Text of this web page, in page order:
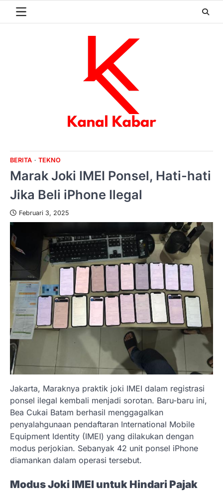
BERITA TEKNO
Marak Joki IMEI Ponsel, Hati-hati
Jika Beli iPhone Ilegal
Februari 3, 2025
Jakarta, Maraknya praktik joki IMEI dalam registrasi
ponsel ilegal kembali menjadi sorotan. Baru-baru ini,
Bea Cukai Batam berhasil menggagalkan
penyalahgunaan pendaftaran International Mobile
Equipment Identity (IMEI) yang dilakukan dengan
modus perjokian. Sebanyak 42 unit ponsel iPhone
diamankan dalam operasi tersebut.
Modus Joki IMEI untuk Hindari Pajak